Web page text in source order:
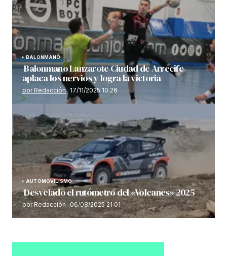
BALONMANO
Balonmano Lanzarote Ciudad de Arrecife
aplaca los nervios y logra la victoria
por Redacción 17/11/2025 10:26
AUTOMOVILISMO
Desvelado el rutómetro del «Volcanes» 2025
por Redacción 06/08/2025 21:01